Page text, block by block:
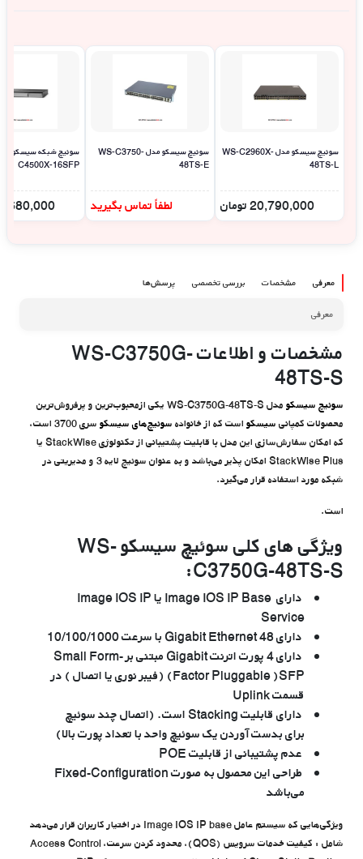
سوئیچ سیسکو مدل WS-C2960X-
48TS-L
20,790,000تومان
سوئیچ سیسکو مدل WS-C3750-
48TS-E
لطفاً تماس بگیرید
C4500X-16SFP
معرفی مشخصات بررسی تخصصی پرسش‌ها
معرفی
مشخصات و اطلاعات WS-C3750G-
48TS-S
سوئیچ سیسکو
مدل WS-C3750G-48TS-S یکی ازمحبوب‌ترین و پرفروش‌ترین
محصولات کمپانی سیسکو است که از خانواده سوئیچ‌های سیسکو
سری 3700 است،
که امکان سفارش‌سازی این مدل با قابلیت پشتیبانی از تکنولوژی StackWise یا
StackWise Plus امکان پذیر می‌باشد و به عنوان سوئیچ لایه 3 و مدیریتی در
شبکه مورد استفاده قرار می‌گیرد.
است.
ویژگی های کلی سوئیچ سیسکو WS-
C3750G-48TS-S:
دارای Image IOS IP Base یا Image IOS IP
Service
دارای 48 Gigabit Ethernet با سرعت 10/100/1000
دارای 4 پورت اترنت Gigabit مبتنی بر Small Form-
Factor Pluggable )SFP) (فیبر نوری یا اتصال ) در
قسمت Uplink
دارای قابلیت Stacking است. (اتصال چند سوئیچ
برای بدست آوردن یک سوئیچ واحد با تعداد پورت بالا)
عدم پشتیبانی از قابلیت POE
طراحی این محصول به صورت Fixed-Configuration
می‌باشد
ویژگی‌هایی که سیستم عامل Image IOS IP base در اختیار کاربران قرار می‌دهد
شامل : کیفیت خدمات سرویس (QOS)
، محدود کردن سرعت، Access Control